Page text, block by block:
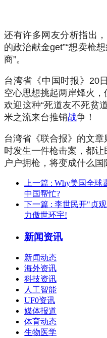
还有许多网友分析指出
的政治献金get”“想卖枪
商”。
台湾省《中国时报》20
空心思想挑起两岸烽火
欢迎这种“死道友不死贫
米之流来台推销战争！
台湾省《联合报》的文
时发生一件枪击案，都
户户拥枪，将变成什么国
上一篇 : Why美国全球
中国帮忙?
下一篇 : 李世民开"贞
力傲世环宇!
新闻资讯
新闻动态
海外资讯
科技资讯
人工智能
UF0资讯
媒体报道
体育动态
生物医学